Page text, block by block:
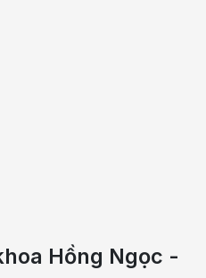
miễn là hoạt động đó
Hồng Ngọc -